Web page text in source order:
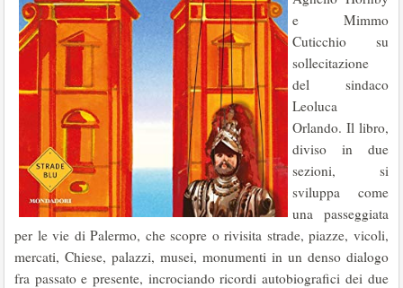
e Mimmo
Cuticchio su
sollecitazione
del sindaco
Leoluca
Orlando. Il libro,
diviso in due
sezioni, si
sviluppa come
una passeggiata
per le vie di Palermo, che scopre o rivisita strade, piazze, vicoli,
mercati, Chiese, palazzi, musei, monumenti in un denso dialogo
fra passato e presente, incrociando ricordi autobiografici dei due